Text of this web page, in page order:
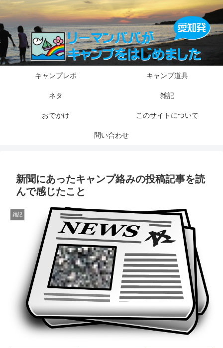
キャンプレポ キャンプ道具
ネタ 雑記
おでかけ このサイトについて
問い合わせ
新聞にあったキャンプ絡みの投稿記事を読
んで感じたこと
雑記